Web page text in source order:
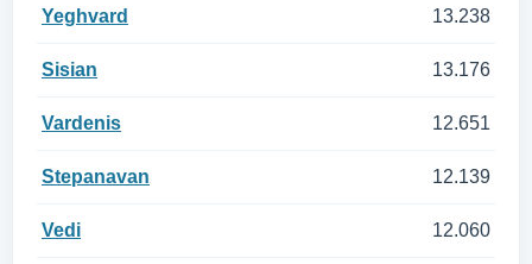
Yeghvard 13.238
Sisian 13.176
Vardenis 12.651
Stepanavan 12.139
Vedi 12.060